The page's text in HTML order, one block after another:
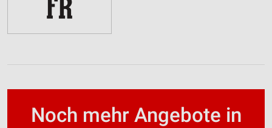
Noch mehr Angebote in